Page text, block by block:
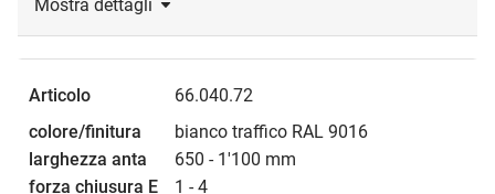
Mostra dettagli
66.040.72
bianco traffico RAL 9016
650 - 1'100 mm
1 - 4